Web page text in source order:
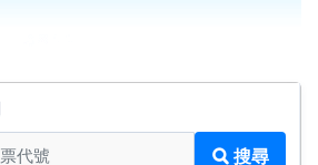
搜尋